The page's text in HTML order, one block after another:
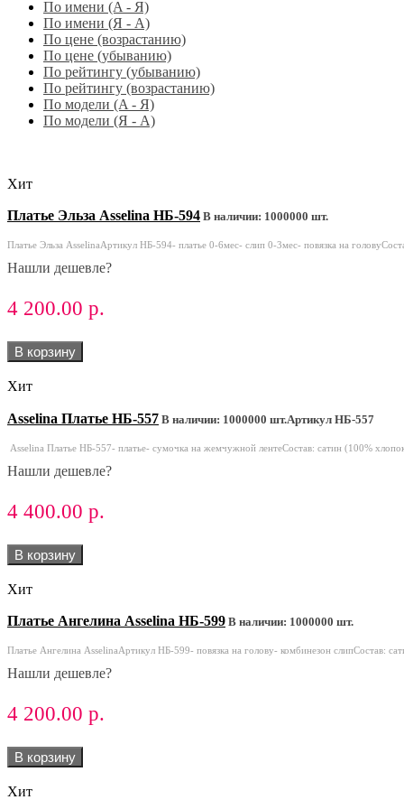
По имени (A - Я)
По имени (Я - A)
По цене (возрастанию)
По цене (убыванию)
По рейтингу (убыванию)
По рейтингу (возрастанию)
По модели (A - Я)
По модели (Я - A)
Хит
Платье Эльза Asselina НБ-594 В наличии: 1000000 шт.
Платье Эльза AsselinaАртикул НБ-594- платье 0-6мес- слип 0-3мес- повязка на
Нашли дешевле?
4 200.00 р.
В корзину
Хит
Asselina Платье НБ-557 В наличии: 1000000 шт.Артикул НБ-557
Asselina Платье НБ-557- платье- сумочка на жемчужной лентеСостав: сатин (100%
Нашли дешевле?
4 400.00 р.
В корзину
Хит
Платье Ангелина Asselina НБ-599 В наличии: 1000000 шт.
Платье Ангелина AsselinaАртикул НБ-599- повязка на голову- комбинезон слипСостав:
Нашли дешевле?
4 200.00 р.
В корзину
Хит